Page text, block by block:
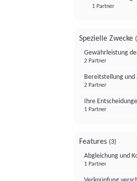
1 Partner
Spezielle Zwecke
Gewährleistung
2 Partner
Bereitstellung und
2 Partner
Ihre
1 Partner
Features (3)
Abgleichung und
1 Partner